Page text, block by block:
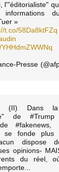
l'"éditorialiste"
informations
»
t.co/58Da8ktFZq
Presse
(II) Dans
de
de
se fonde plus
dispose
opinions-
du réel,